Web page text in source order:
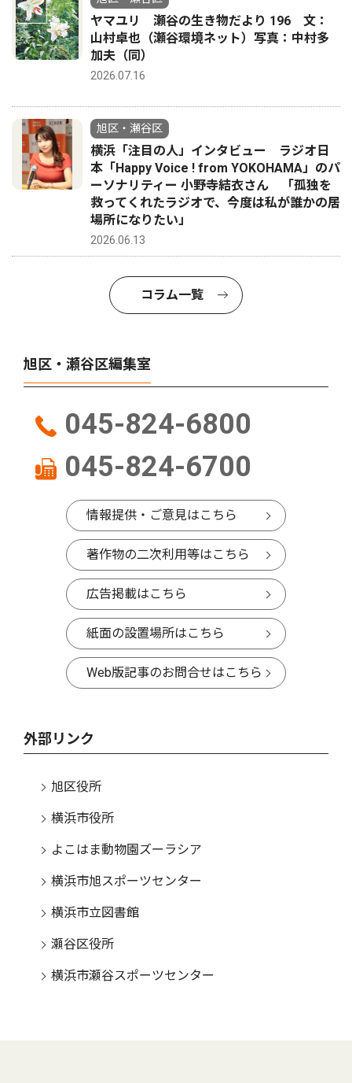
ヤマユリ 瀬谷の生き物だより 196 文：
山村卓也（瀬谷環境ネット）写真：中村多
加夫（同）
2026.07.16
旭区・瀬谷区
横浜「注目の人」インタビュー ラジオ日
本「Happy Voice ! from YOKOHAMA」のパ
ーソナリティー 小野寺結衣さん 「孤独を
救ってくれたラジオで、今度は私が誰かの居
場所になりたい」
2026.06.13
コラム一覧
旭区・瀬谷区編集室
045-824-6800
045-824-6700
情報提供・ご意見はこちら
著作物の二次利用等はこちら
広告掲載はこちら
紙面の設置場所はこちら
Web版記事のお問合せはこちら
外部リンク
旭区役所
横浜市役所
よこはま動物園ズーラシア
横浜市旭スポーツセンター
横浜市立図書館
瀬谷区役所
横浜市瀬谷スポーツセンター